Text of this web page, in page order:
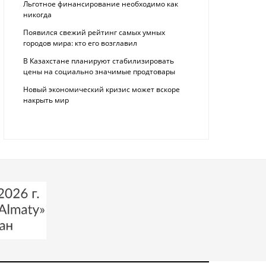
Льготное финансирование необходимо как
никогда
Появился свежий рейтинг самых умных
городов мира: кто его возглавил
В Казахстане планируют стабилизировать
цены на социально значимые продтовары
Новый экономический кризис может вскоре
накрыть мир